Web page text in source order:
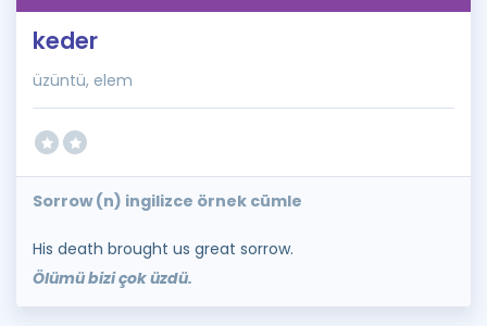
keder
üzüntü, elem
Sorrow (n) ingilizce örnek cümle
His death brought us great sorrow.
Ölümü bizi çok üzdü.